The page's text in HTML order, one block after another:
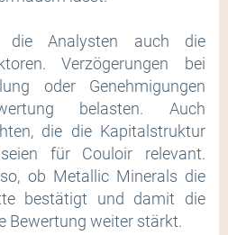
die Analysten auch die
Verzögerungen bei
oder Genehmigungen
belasten. Auch
die die Kapitalstruktur
für Couloir relevant.
ob Metallic Minerals die
bestätigt und damit die
Bewertung weiter stärkt.